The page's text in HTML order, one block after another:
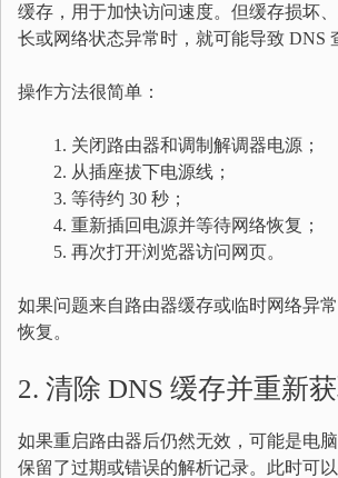
缓存，用于加快访问速度。但缓存损坏
长或网络状态异常时，就可能导致 DNS
操作方法很简单：
关闭路由器和调制解调器电源；
从插座拔下电源线；
等待约 30 秒；
重新插回电源并等待网络恢复；
再次打开浏览器访问网页。
如果问题来自路由器缓存或临时网络异
恢复。
2. 清除 DNS 缓存并重新
如果重启路由器后仍然无效，可能是电
保留了过期或错误的解析记录。此时可